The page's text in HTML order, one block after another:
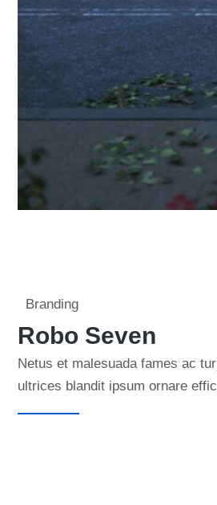
Branding
Robo Seven
Netus et malesuada fames ac
ultrices blandit ipsum ornare